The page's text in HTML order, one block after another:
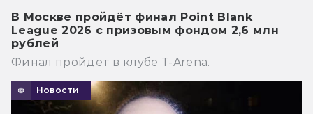
В Москве пройдёт финал Point Blank
League 2026 с призовым фондом 2,6 млн
рублей
Финал пройдёт в клубе T-Arena.
Новости